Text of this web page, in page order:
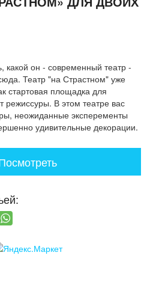
какой он - современный театр -
Театр "на Страстном" уже
стартовая площадка для
режиссуры. В этом театре вас
неожиданные эксперементы
удивительные декорации.